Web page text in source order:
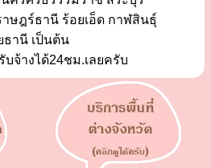
ษฎร์ธานี ร้อยเอ็ด กาฬสินธุ์
านี เป็นต้น
จ้างได้24ชม.เลยครับ